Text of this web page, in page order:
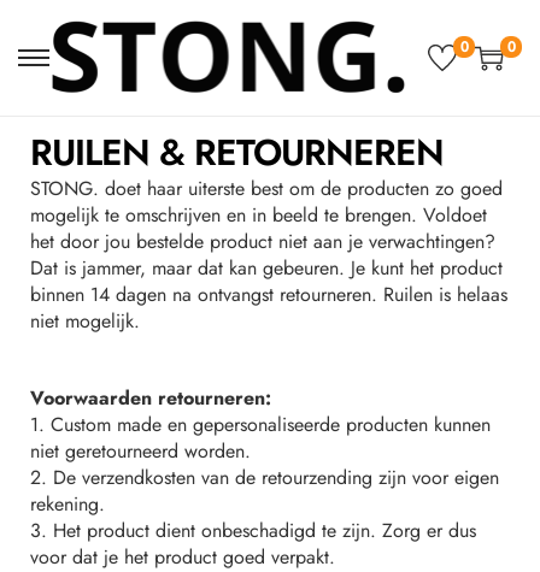
0 0
RUILEN & RETOURNEREN
STONG. doet haar uiterste best om de producten zo goed
mogelijk te omschrijven en in beeld te brengen. Voldoet
het door jou bestelde product niet aan je verwachtingen?
Dat is jammer, maar dat kan gebeuren. Je kunt het product
binnen 14 dagen na ontvangst retourneren. Ruilen is helaas
niet mogelijk.
Voorwaarden retourneren:
1. Custom made en gepersonaliseerde producten kunnen
niet geretourneerd worden.
2. De verzendkosten van de retourzending zijn voor eigen
rekening.
3. Het product dient onbeschadigd te zijn. Zorg er dus
voor dat je het product goed verpakt.